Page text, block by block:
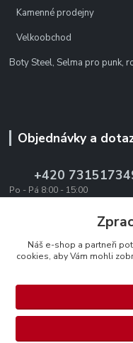
Kamenné prodejny
Velkoobchod
Boty Steel, Selma pro punk,
Objednávky a
+420
Po - Pá 8:00 - 15:00
office@texevo.cz
Náš e-shop a partneři
cookies, aby Vám mohli